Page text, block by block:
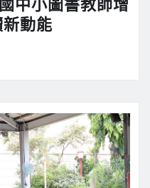
動能